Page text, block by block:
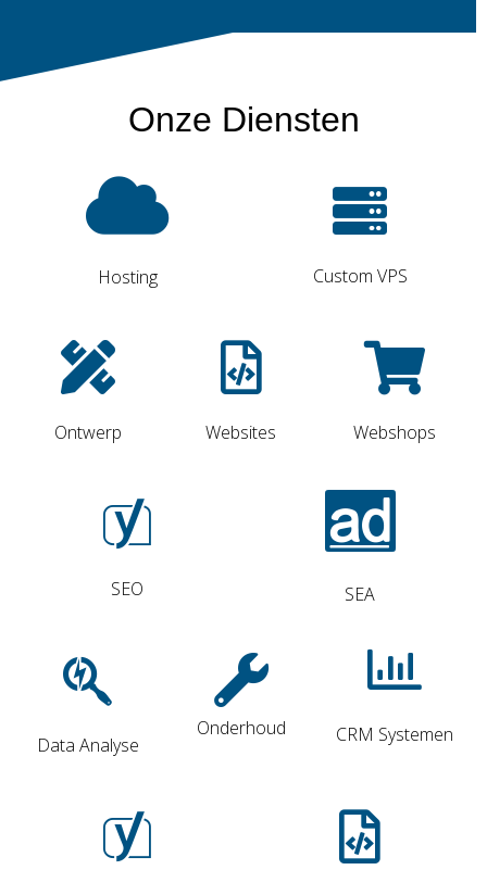
Onze Diensten
Hosting Custom VPS
Ontwerp Websites Webshops
SEO SEA
Data Analyse
Onderhoud CRM Systemen